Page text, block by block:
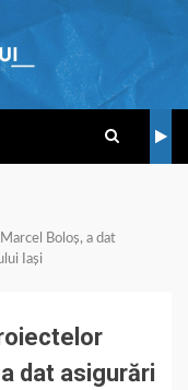
Boloș, a dat
Iași
dat asigurări